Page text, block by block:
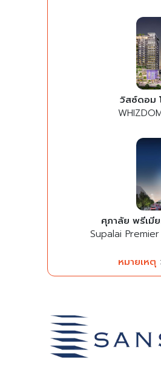
วิสซ์ดอม
ศุภาลัย พรีเมี
Supalai
หมายเหตุ